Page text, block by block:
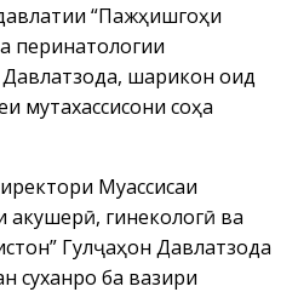
“Пажӯҳишгоҳи
перинатологии
шарикон оид
мутахассисони соҳа
Муассисаи
акушерӣ, гинекологӣ ва
Гулҷаҳон Давлатзода
суханро ба вазири